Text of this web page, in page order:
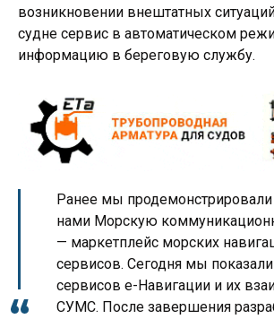
возникновении внештатных
судне сервис в автоматическом
информацию в береговую службу.
Ранее мы
нами Морскую
— маркетплейс морских
сервисов. Сегодня мы показали
сервисов е-Навигации и их
СУМС. После завершения